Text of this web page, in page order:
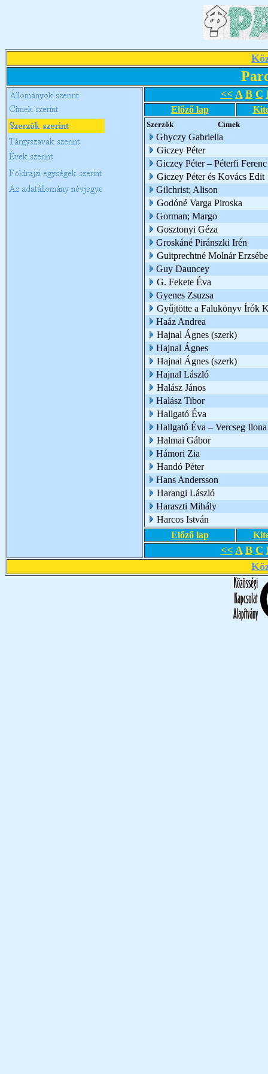
<< A B C
Előző lap
Szerzők Címek
Ghyczy Gabriella
Giczey Péter
Giczey Péter – Péterfi Ferenc
Giczey Péter és Kovács Edit
Gilchrist; Alison
Godóné Varga Piroska
Gorman; Margo
Gosztonyi Géza
Groskáné Piránszki Irén
Guitprechtné Molnár
Guy Dauncey
G. Fekete Éva
Gyenes Zsuzsa
Gyűjtötte a Falukönyv Írók
Haáz Andrea
Hajnal Ágnes (szerk)
Hajnal Ágnes
Hajnal Ágnes (szerk)
Hajnal László
Halász János
Halász Tibor
Hallgató Éva
Hallgató Éva – Vercseg Ilona
Halmai Gábor
Hámori Zia
Handó Péter
Hans Andersson
Harangi László
Haraszti Mihály
Harcos István
Előző lap
<< A B C